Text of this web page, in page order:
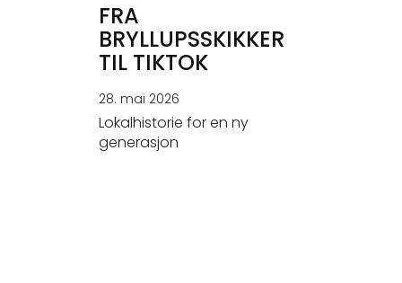
FRA
BRYLLUPSSKIKKER
TIL TIKTOK
28. mai 2026
Lokalhistorie for en ny
generasjon